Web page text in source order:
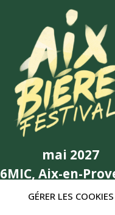
GÉRER LES COOKIES
mai 2027
6MIC, Aix-en-